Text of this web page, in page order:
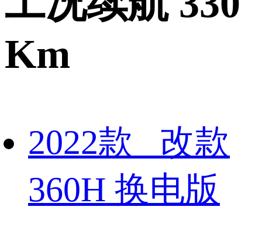
Km
2022款 改款
360H 换电版